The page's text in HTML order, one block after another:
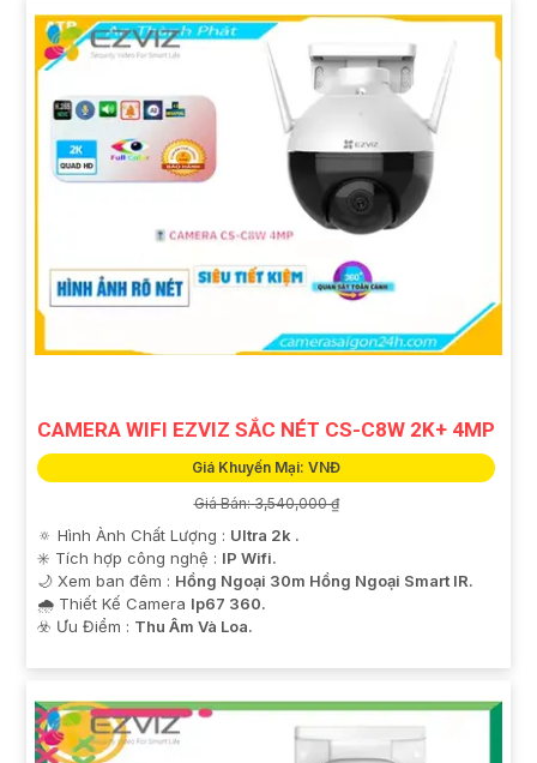
CAMERA WIFI EZVIZ SẮC NÉT CS-C8W 2K+ 4MP
Giá Khuyến Mại: VNĐ
Giá Bán: 3,540,000 ₫
🔅 Hình Ành Chất Lượng : Ultra 2k .
✳️ Tích hợp công nghệ : IP Wifi.
🌙 Xem ban đêm : Hồng Ngoại 30m Hồng Ngoại Smart IR.
🌧️ Thiết Kế Camera Ip67 360.
️☣️ Ưu Điểm : Thu Âm Và Loa.